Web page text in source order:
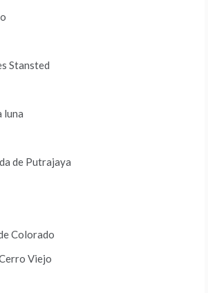
Stansted
luna
de Putrajaya
Colorado
Viejo